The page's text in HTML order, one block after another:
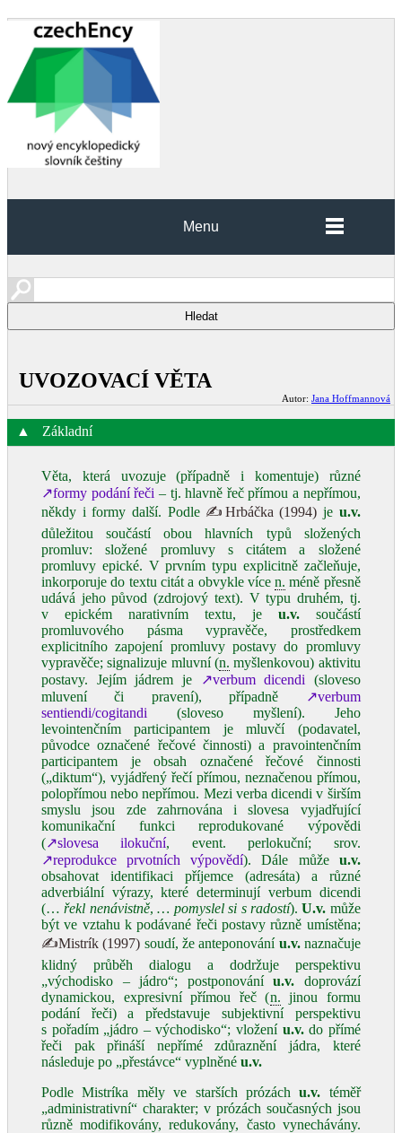
Menu
UVOZOVACÍ VĚTA
Autor: Jana Hoffmannová
▲ Základní
Věta, která uvozuje (případně i komentuje) různé
↗formy podání řeči – tj. hlavně řeč přímou a nepřímou,
někdy i formy další. Podle ✍Hrbáčka (1994) je u.v.
důležitou součástí obou hlavních typů složených
promluv: složené promluvy s citátem a složené
promluvy epické. V prvním typu explicitně začleňuje,
inkorporuje do textu citát a obvykle vícen. méně přesně
udává jeho původ (zdrojový text). V typu druhém, tj.
v epickém narativním textu, je u.v.součástí
promluvového pásma vypravěče, prostředkem
explicitního zapojení promluvy postavy do promluvy
vypravěče; signalizuje mluvní (n. myšlenkovou) aktivitu
postavy. Jejím jádrem je
↗verbum dicendi (sloveso
mluvení či pravení), případně
↗verbum
sentiendi/cogitandi (sloveso myšlení). Jeho
levointenčním participantem je mluvčí (podavatel,
původce označené řečové činnosti) a pravointenčním
participantem je obsah označené řečové činnosti
(„diktum“), vyjádřený řečí přímou, neznačenou přímou,
polopřímou nebo nepřímou. Mezi verba dicendi v širším
smyslu jsou zde zahrnována i slovesa vyjadřující
komunikační funkci reprodukované výpovědi
(↗slovesa ilokuční, event. perlokuční; srov.
↗reprodukce prvotních výpovědí). Dále může u.v.
obsahovat identifikaci příjemce (adresáta) a různé
adverbiální výrazy, které determinují verbum dicendi
(…řekl nenávistně,… pomyslel si s radostí).U.v. může
být ve vztahu k podávané řeči postavy různě umístěna;
✍Mistrík (1997) soudí, že anteponování u.v.naznačuje
klidný průběh dialogu a dodržuje perspektivu
„východisko – jádro“; postponováníu.v. doprovází
dynamickou, expresivní přímou řeč (n. jinou formu
podání řeči) a představuje subjektivní perspektivu
s pořadím „jádro – východisko“; vložení u.v.do přímé
řeči pak přináší nepřímé zdůraznění jádra, které
následuje po „přestávce“ vyplněné u.v.
Podle Mistríka měly ve starších prózáchu.v. téměř
„administrativní“ charakter; v prózách současných jsou
různě modifikovány, redukovány, často vynechávány.